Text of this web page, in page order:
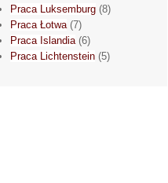
Praca Luksemburg (8)
Praca Łotwa(7)
Praca Islandia(6)
Praca Lichtenstein (5)